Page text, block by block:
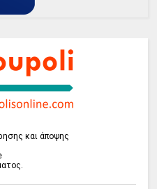
και άποψης